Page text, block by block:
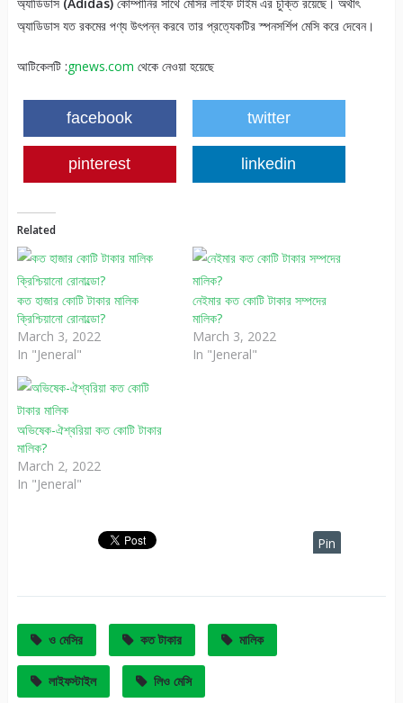
অ্যাডিডাস যত রকমের পণ্য উৎপন্ন করবে তার প্রত্যেকটির স্পনসর্শিপ মেসি করে দেবেন।
আটিকেলটি :gnews.com থেকে নেওয়া হয়েছে
facebook twitter
pinterest linkedin
Related
কত হাজার কোটি টাকার মালিক
ক্রিশ্চিয়ানো রোনাল্ডো?
March 3, 2022
In "Jeneral"
নেইমার কত কোটি টাকার সম্পদের
মালিক?
March 3, 2022
In "Jeneral"
অভিষেক-ঐশ্বরিয়া কত কোটি টাকার
মালিক?
March 2, 2022
In "Jeneral"
Pin
ও মেসির কত টাকার মালিক
লাইফস্টাইল লিও মেসি